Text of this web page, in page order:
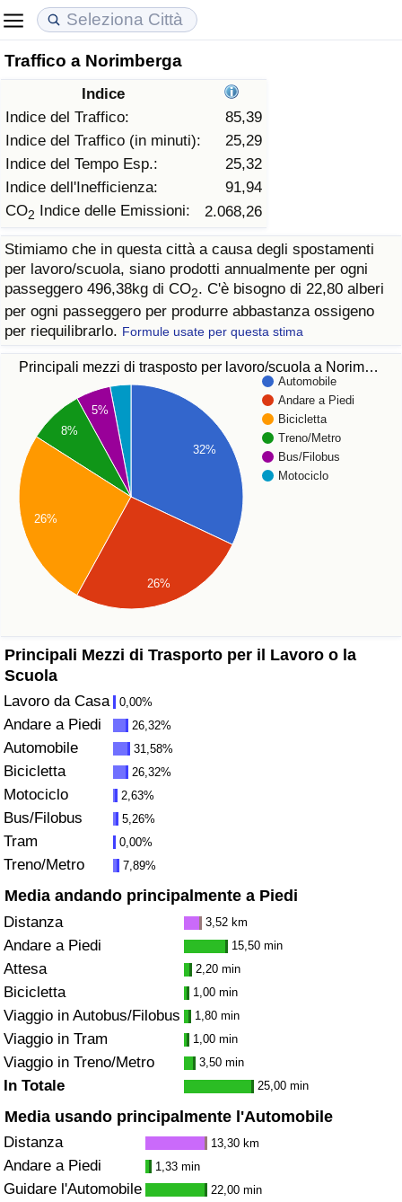
Traffico a Norimberga
Indice
Indice del Traffico:
85,39
Indice del Traffico (in minuti):
25,29
Indice del Tempo Esp.:
25,32
Indice dell'Inefficienza:
91,94
CO2 Indice delle Emissioni: 2.068,26
Stimiamo che in questa città a causa degli spostamenti
per lavoro/scuola, siano prodotti annualmente per ogni
passeggero 496,38kg di CO2. C'è bisogno di 22,80 alberi
per ogni passeggero per produrre abbastanza ossigeno
per riequilibrarlo. Formule usate per questa stima
Principali mezzi di trasposto per lavoro/scuola a Norim…
Automobile
Andare a Piedi
Bicicletta
Treno/Metro
Bus/Filobus
Motociclo
32%
5%
8%
26%
26%
Principali Mezzi di Trasporto per il Lavoro o la
Scuola
Lavoro da Casa 0,00%
Andare a Piedi 26,32%
Automobile 31,58%
Bicicletta 26,32%
Motociclo 2,63%
Bus/Filobus 5,26%
Tram 0,00%
Treno/Metro 7,89%
Media andando principalmente a Piedi
Distanza 3,52 km
Andare a Piedi 15,50 min
Attesa 2,20 min
Bicicletta 1,00 min
Viaggio in Autobus/Filobus 1,80 min
Viaggio in Tram 1,00 min
Viaggio in Treno/Metro 3,50 min
In Totale 25,00 min
Media usando principalmente l'Automobile
Distanza 13,30 km
Andare a Piedi 1,33 min
Guidare l'Automobile 22,00 min
Costo della vita
Indice Del Costo Della Vita (corrente)
Indice Del Costo Della Vita
Indice del Costo della Vita per Nazione
ad Aqaba
Prezzi degli immobili
Indice del Prezzo delle Case (Corrente)
Indice del Prezzo delle Case
Indice del Prezzo delle Case per Nazione
Qualità della Vita
Indice della Qualità della Vita
Indice della Qualità della Vita (Corrente)
Indice della qualità della vita per Paese
Criminalità
Indice del Tasso di Criminalità (Corrente)
Indice della Criminalità
Indice di criminalità per paese
Assistenza Sanitaria
Indice dell’Assistenza Sanitaria (Corrente)
Indice dell’Assistenza Sanitaria
Indice dell’Assistenza Sanitaria per Nazione
Indice dell’Inquinamento (Corrente)
Indice di inquinamento
Indice dell’Inquinamento per Nazione
Traffico
Indice del Traffico
Indice del traffico (Corrente)
Indice del traffico per Nazione